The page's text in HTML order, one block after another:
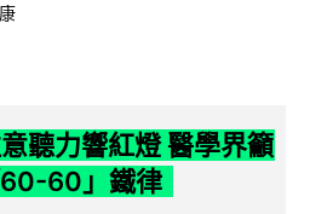
聽力響紅燈 醫學界籲
60」鐵律